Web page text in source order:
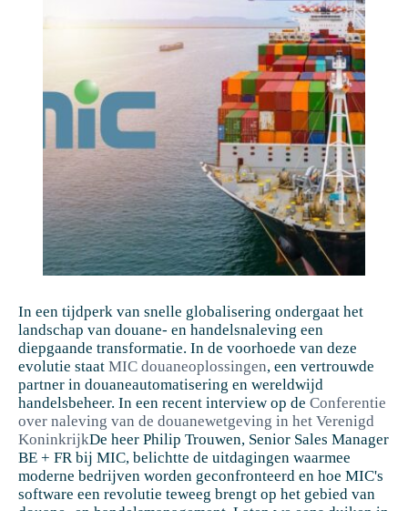
In een tijdperk van snelle globalisering ondergaat het
landschap van douane- en handelsnaleving een
diepgaande transformatie. In de voorhoede van deze
evolutie staat MIC douaneoplossingen, een vertrouwde
partner in douaneautomatisering en wereldwijd
handelsbeheer. In een recent interview op de Conferentie
over naleving van de douanewetgeving in het Verenigd
KoninkrijkDe heer Philip Trouwen, Senior Sales Manager
BE + FR bij MIC, belichtte de uitdagingen waarmee
moderne bedrijven worden geconfronteerd en hoe MIC's
software een revolutie teweeg brengt op het gebied van